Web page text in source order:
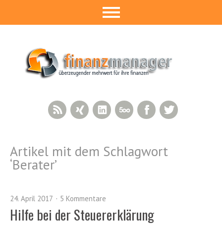
Facebook
500px
LinkedIn
Xing
RSS Feed
Artikel mit dem Schlagwort
‘Berater’
24. April 2017 5 Kommentare
Hilfe bei der Steuererklärung